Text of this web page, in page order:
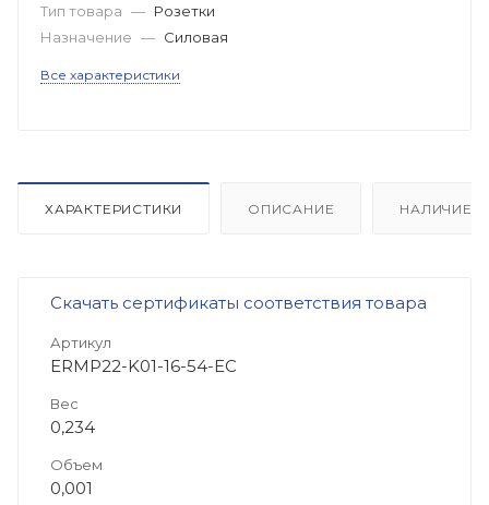
Тип товара — Розетки
Назначение — Силовая
Все характеристики
ХАРАКТЕРИСТИКИ ОПИСАНИЕ НАЛИЧИЕ
Скачать сертификаты соответствия товара
Артикул
ERMP22-K01-16-54-EC
Вес
0,234
Объем
0,001